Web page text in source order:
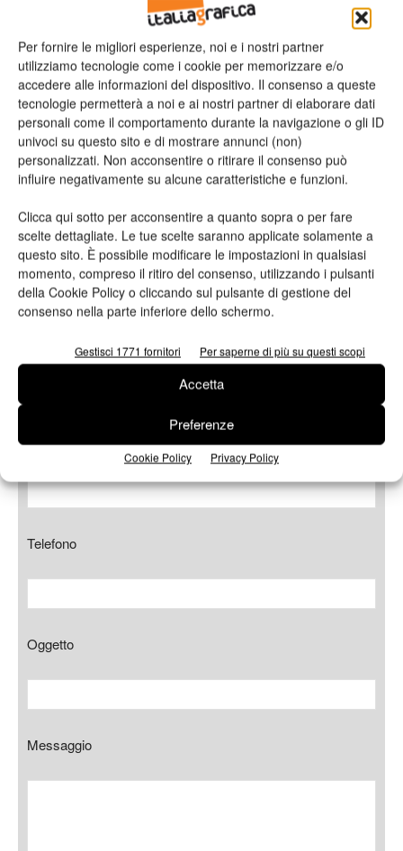
Per fornire le migliori esperienze, noi e i nostri partner
utilizziamo tecnologie come i cookie per memorizzare e/o
accedere alle informazioni del dispositivo. Il consenso a queste
tecnologie permetterà a noi e ai nostri partner di elaborare dati
personali come il comportamento durante la navigazione o gli ID
univoci su questo sito e di mostrare annunci (non)
personalizzati. Non acconsentire o ritirare il consenso può
influire negativamente su alcune caratteristiche e funzioni.
Clicca qui sotto per acconsentire a quanto sopra o per fare
scelte dettagliate. Le tue scelte saranno applicate solamente a
questo sito. È possibile modificare le impostazioni in qualsiasi
momento, compreso il ritiro del consenso, utilizzando i pulsanti
della Cookie Policy o cliccando sul pulsante di gestione del
consenso nella parte inferiore dello schermo.
Gestisci 1771 fornitori Per saperne di più su questi scopi
Accetta
Preferenze
Cookie Policy Privacy Policy
Richiedi maggiori
informazioni
Nome*
Cognome*
E-mail*
Telefono
Oggetto
Messaggio